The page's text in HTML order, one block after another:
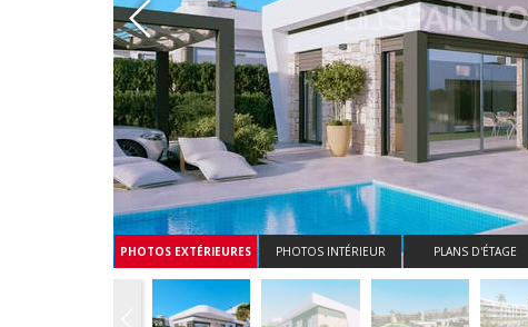
PHOTOS EXTÉRIEURES PHOTOS INTÉRIEUR PLANS D'ÉTAGE